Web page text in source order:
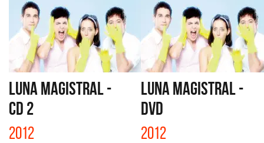
LUNA MAGISTRAL -
CD 2
2012
LUNA MAGISTRAL -
DVD
2012